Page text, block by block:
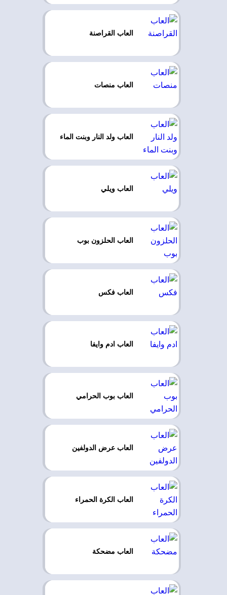
العاب القراصنة
العاب منصات
العاب ولد النار وبنت الماء
العاب ويلي
العاب الحلزون بوب
العاب فكس
العاب ادم وايفا
العاب بوب الحرامي
العاب عرض الدولفين
العاب الكرة الحمراء
العاب مضحكة